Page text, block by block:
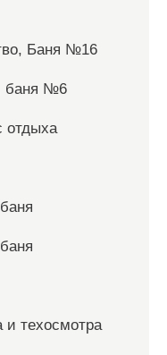
Баня №16
баня №6
отдыха
и техосмотра